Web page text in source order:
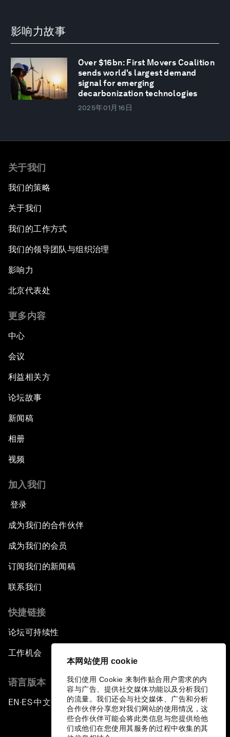
本网站使用 cookie
我们使用 Cookie 来制作贴合用户需求的内
容与广告、提供社交媒体功能以及分析我们
的流量。我们还会与社交媒体、广告和分析
合作伙伴分享您对我们网站的使用情况，这
些合作伙伴可能会将此类信息与您提供给他
们或他们在您使用其服务的过程中收集的其
影响力故事
Over $16bn: First Movers Coalition
sends world's largest demand
signal for emerging
decarbonization technologies
2025年01月16日
关于我们
我们的策略
关于我们
我们的工作方式
我们的领导团队与组织治理
影响力
北京代表处
更多内容
中心
会议
利益相关方
论坛故事
新闻稿
相册
视频
加入我们
登录
成为我们的合作伙伴
成为我们的会员
订阅我们的新闻稿
联系我们
快捷链接
论坛可持续性
工作机会
语言版本
EN ▪ ES▪中文▪ 日本語